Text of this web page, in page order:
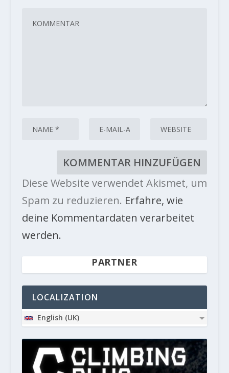
Diese Website verwendet Akismet, um
Spam zu reduzieren. Erfahre, wie
deine Kommentardaten verarbeitet
werden.
PARTNER
LOCALIZATION
English (UK)